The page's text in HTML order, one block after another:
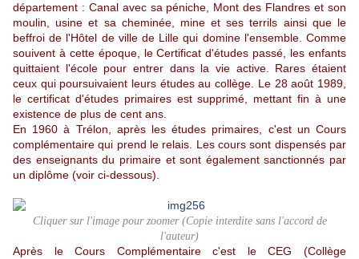
département : Canal avec sa péniche, Mont des Flandres et son
moulin, usine et sa cheminée, mine et ses terrils ainsi que le
beffroi de l'Hôtel de ville de Lille qui domine l'ensemble. Comme
souivent à cette époque, le Certificat d'études passé, les enfants
quittaient l'école pour entrer dans la vie active. Rares étaient
ceux qui poursuivaient leurs études au collège. Le 28 août 1989,
le certificat d'études primaires est supprimé, mettant fin à une
existence de plus de cent ans.
En 1960 à Trélon, après les études primaires, c'est un Cours
complémentaire qui prend le relais. Les cours sont dispensés par
des enseignants du primaire et sont également sanctionnés par
un diplôme (voir ci-dessous).
Cliquer sur l'image pour zoomer (Copie interdite sans l'accord de
l'auteur)
Après le Cours Complémentaire c'est le CEG (Collège